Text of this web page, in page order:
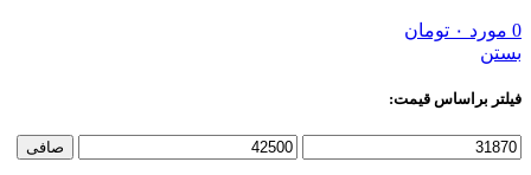
0 مورد ۰ تومان
بستن
فیلتر براساس قیمت:
حداقل
حداكثر
صافی